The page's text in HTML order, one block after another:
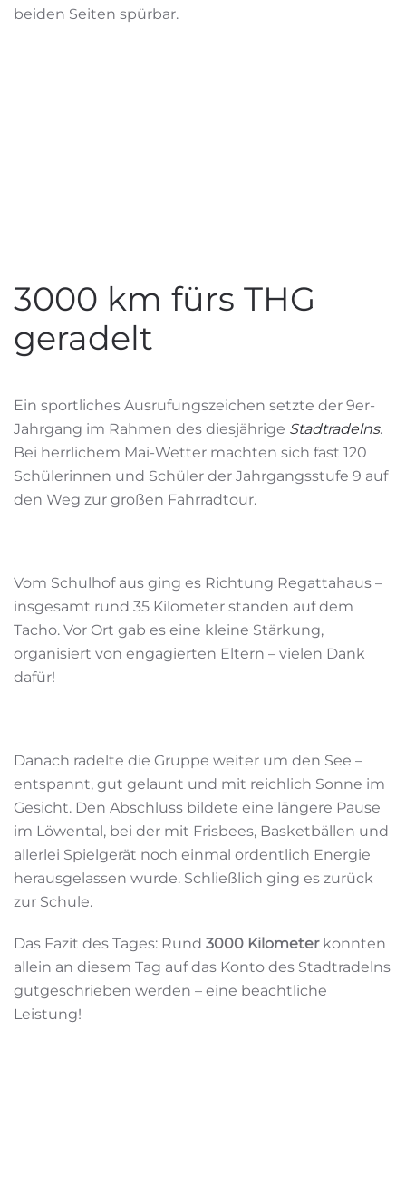
beiden Seiten spürbar.
3000 km fürs THG
geradelt
Ein sportliches Ausrufungszeichen setzte der 9er-
Jahrgang im Rahmen des diesjährige Stadtradelns.
Bei herrlichem Mai-Wetter machten sich fast 120
Schülerinnen und Schüler der Jahrgangsstufe 9 auf
den Weg zur großen Fahrradtour.
Vom Schulhof aus ging es Richtung Regattahaus –
insgesamt rund 35 Kilometer standen auf dem
Tacho. Vor Ort gab es eine kleine Stärkung,
organisiert von engagierten Eltern – vielen Dank
dafür!
Danach radelte die Gruppe weiter um den See –
entspannt, gut gelaunt und mit reichlich Sonne im
Gesicht. Den Abschluss bildete eine längere Pause
im Löwental, bei der mit Frisbees, Basketbällen und
allerlei Spielgerät noch einmal ordentlich Energie
herausgelassen wurde. Schließlich ging es zurück
zur Schule.
Das Fazit des Tages: Rund 3000 Kilometerkonnten
allein an diesem Tag auf das Konto des Stadtradelns
gutgeschrieben werden – eine beachtliche
Leistung!